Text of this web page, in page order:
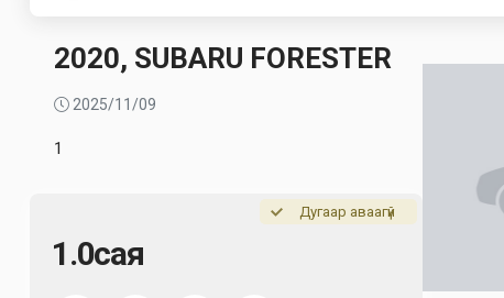
2020, SUBARU FORESTER
2025/11/09
1
1.0сая
Дугаар аваагүй